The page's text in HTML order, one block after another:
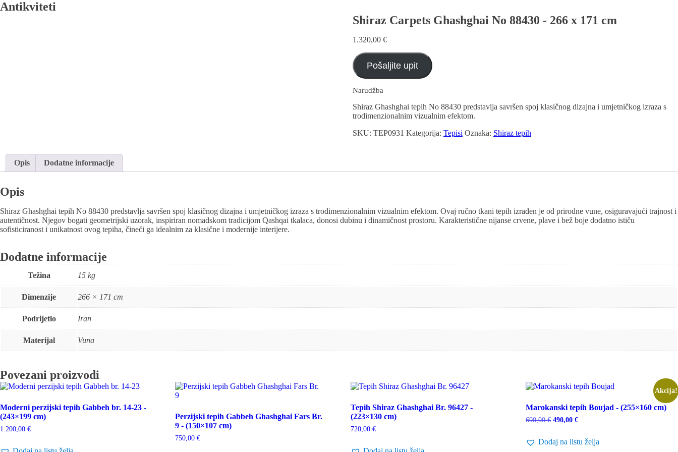
Antikviteti
Shiraz Carpets Ghashghai No 88430 - 266 x 171 cm
1.320,00 €
Pošaljite upit
Narudžba
Shiraz Ghashghai tepih No 88430 predstavlja savršen spoj klasičnog dizajna i umjetničkog izraza s
trodimenzionalnim vizualnim efektom.
SKU: TEP0931 Kategorija: Tepisi Oznaka: Shiraz tepih
Opis Dodatne informacije
Opis
Shiraz Ghashghai tepih No 88430 predstavlja savršen spoj klasičnog dizajna i umjetničkog izraza s trodimenzionalnim vizualnim efektom. Ovaj ručno tkani tepih izrađen je od prirodne vune, osiguravajući trajnost i
autentičnost. Njegov bogati geometrijski uzorak, inspiriran nomadskom tradicijom Qashqai tkalaca, donosi dubinu i dinamičnost prostoru. Karakteristične nijanse crvene, plave i bež boje dodatno ističu
sofisticiranost i unikatnost ovog tepiha, čineći ga idealnim za klasične i modernije interijere.
Dodatne informacije
Težina 15 kg
Dimenzije 266 × 171 cm
Podrijetlo Iran
Materijal Vuna
Povezani proizvodi
Moderni perzijski tepih Gabbeh br. 14-23 -
(243×199 cm)
1.200,00 €
Perzijski tepih Gabbeh Ghashghai Fars Br.
9 - (150×107 cm)
750,00€
Tepih Shiraz Ghashghai Br. 96427 -
(223×130 cm)
720,00 €
Akcija!
Marokanski tepih Boujad - (255×160 cm)
690,00€ Izvorna
je:
490,00€Trenutna
490,00 €.
Dodaj na listu želja